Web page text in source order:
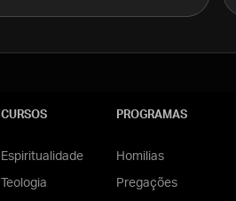
CURSOS
Espiritualidade
Teologia
PROGRAMAS
Homilias
Pregações